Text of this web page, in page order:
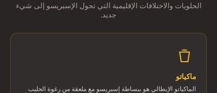
الحلويات والاختلافات الإقليمية التي تحول الإسبريسو إلى شيء
جديد.
ماكياتو
الماكياتو الإيطالي هو ببساطة إسبريسو مع ملعقة من رغوة الحليب